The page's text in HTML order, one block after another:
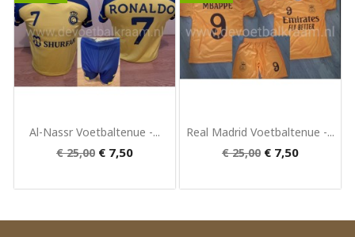
Snel bekijken
Al-Nassr Voetbaltenue -...
€ 25,00 € 7,50
Snel bekijken
Real Madrid Voetbaltenue -...
€ 25,00 € 7,50